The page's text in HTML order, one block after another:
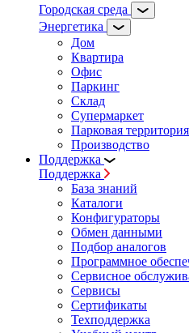
Городская среда
Энергетика
Дом
Квартира
Офис
Паркинг
Склад
Супермаркет
Парковая территория
Производство
Поддержка
Поддержка
База знаний
Каталоги
Конфигураторы
Обмен данными
Подбор аналогов
Программное
Сервисное
Сервисы
Сертификаты
Техподдержка